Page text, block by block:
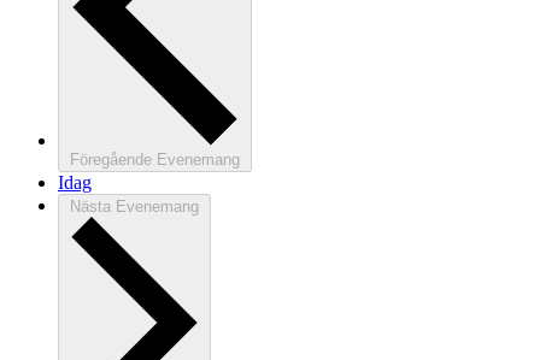
Föregående Evenemang
Idag
Nästa Evenemang